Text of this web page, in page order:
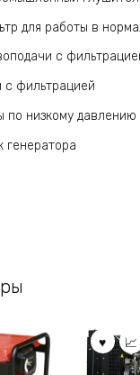
для работы в
с
с фильтрацией
по низкому давлению
генератора